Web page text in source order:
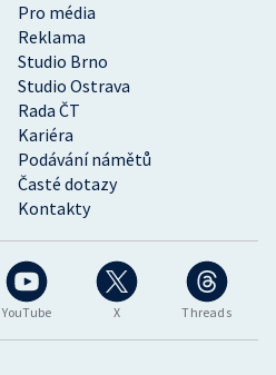
YouTube X Threads
Pro média
Reklama
Studio Brno
Studio Ostrava
Rada ČT
Kariéra
Podávání námětů
Časté dotazy
Kontakty